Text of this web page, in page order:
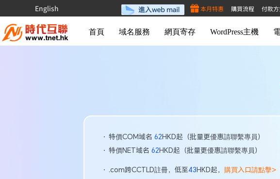
English 本月特惠 購買流程 付款
首頁 域名服務 網頁寄存 WordPress主機
特價COM域名 62HKD起（批量更優惠請聯繫專員）
特價NET域名 62HKD起（批量更優惠請聯繫專員）
.com跨CCTLD註冊，低至43HKD起， 購買入口請點擊>